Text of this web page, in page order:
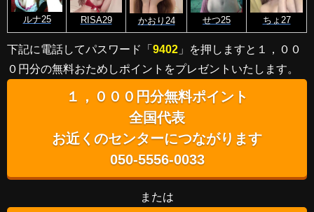
ルナ25 RISA29 かおり24 せつ25 ちょ27
下記に電話してパスワード「 9402 」を押しますと１，００
０円分の無料おためしポイントをプレゼントいたします。
１，０００円分無料ポイント
全国代表
お近くのセンターにつながります
050-5556-0033
または